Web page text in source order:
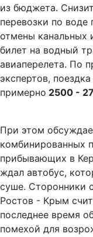
из бюджета.
перевозки по воде
отмены канальных
билет на водный
авиаперелета. По
экспертов,
примерно 2500 -
При этом
комбинированных
прибывающих в
ждал автобус,
суше. Сторонники
Ростов - Крым
последнее время
помехой для